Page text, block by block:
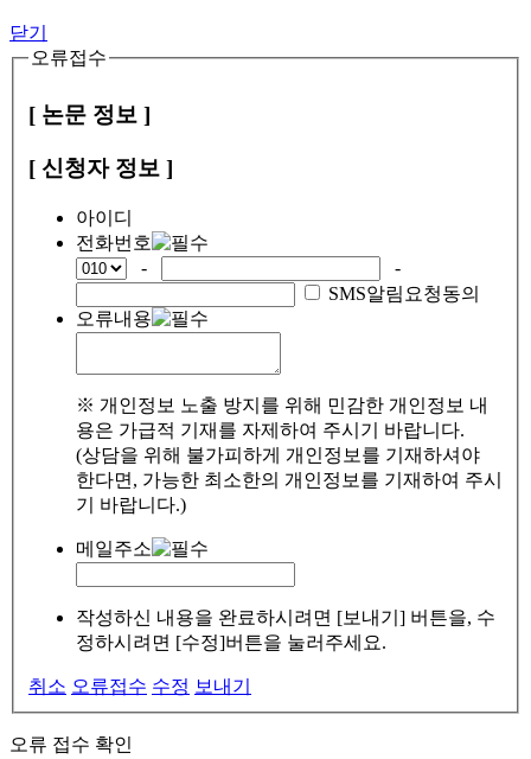
닫기
오류접수
[ 논문 정보 ]
[ 신청자 정보 ]
아이디
전화번호
-
-
SMS알림요청동의
오류내용
※ 개인정보 노출 방지를 위해 민감한 개인정보 내
용은 가급적 기재를 자제하여 주시기 바랍니다.
(상담을 위해 불가피하게 개인정보를 기재하셔야
한다면, 가능한 최소한의 개인정보를 기재하여 주시
기 바랍니다.)
메일주소
작성하신 내용을 완료하시려면 [보내기] 버튼을, 수
정하시려면 [수정]버튼을 눌러주세요.
취소 오류접수 수정 보내기
오류 접수 확인